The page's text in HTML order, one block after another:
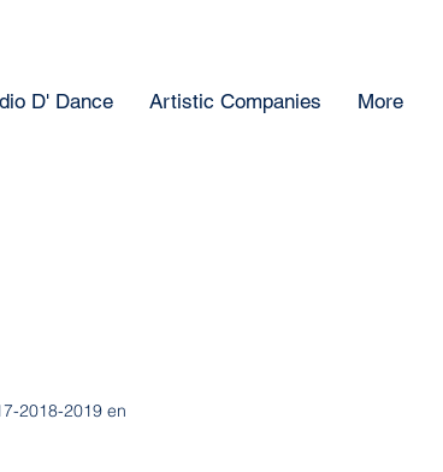
D' Dance Artistic Companies More
2018-2019 en